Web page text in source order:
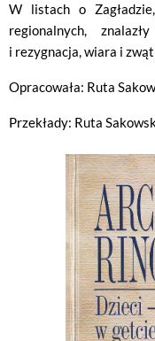
W listach o
regionalnych,
i rezygnacja, wiara i
Opracowała: Ruta
Przekłady: Ruta